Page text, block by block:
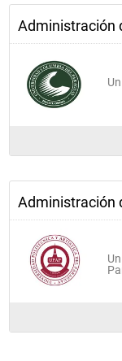
Administración
Administración